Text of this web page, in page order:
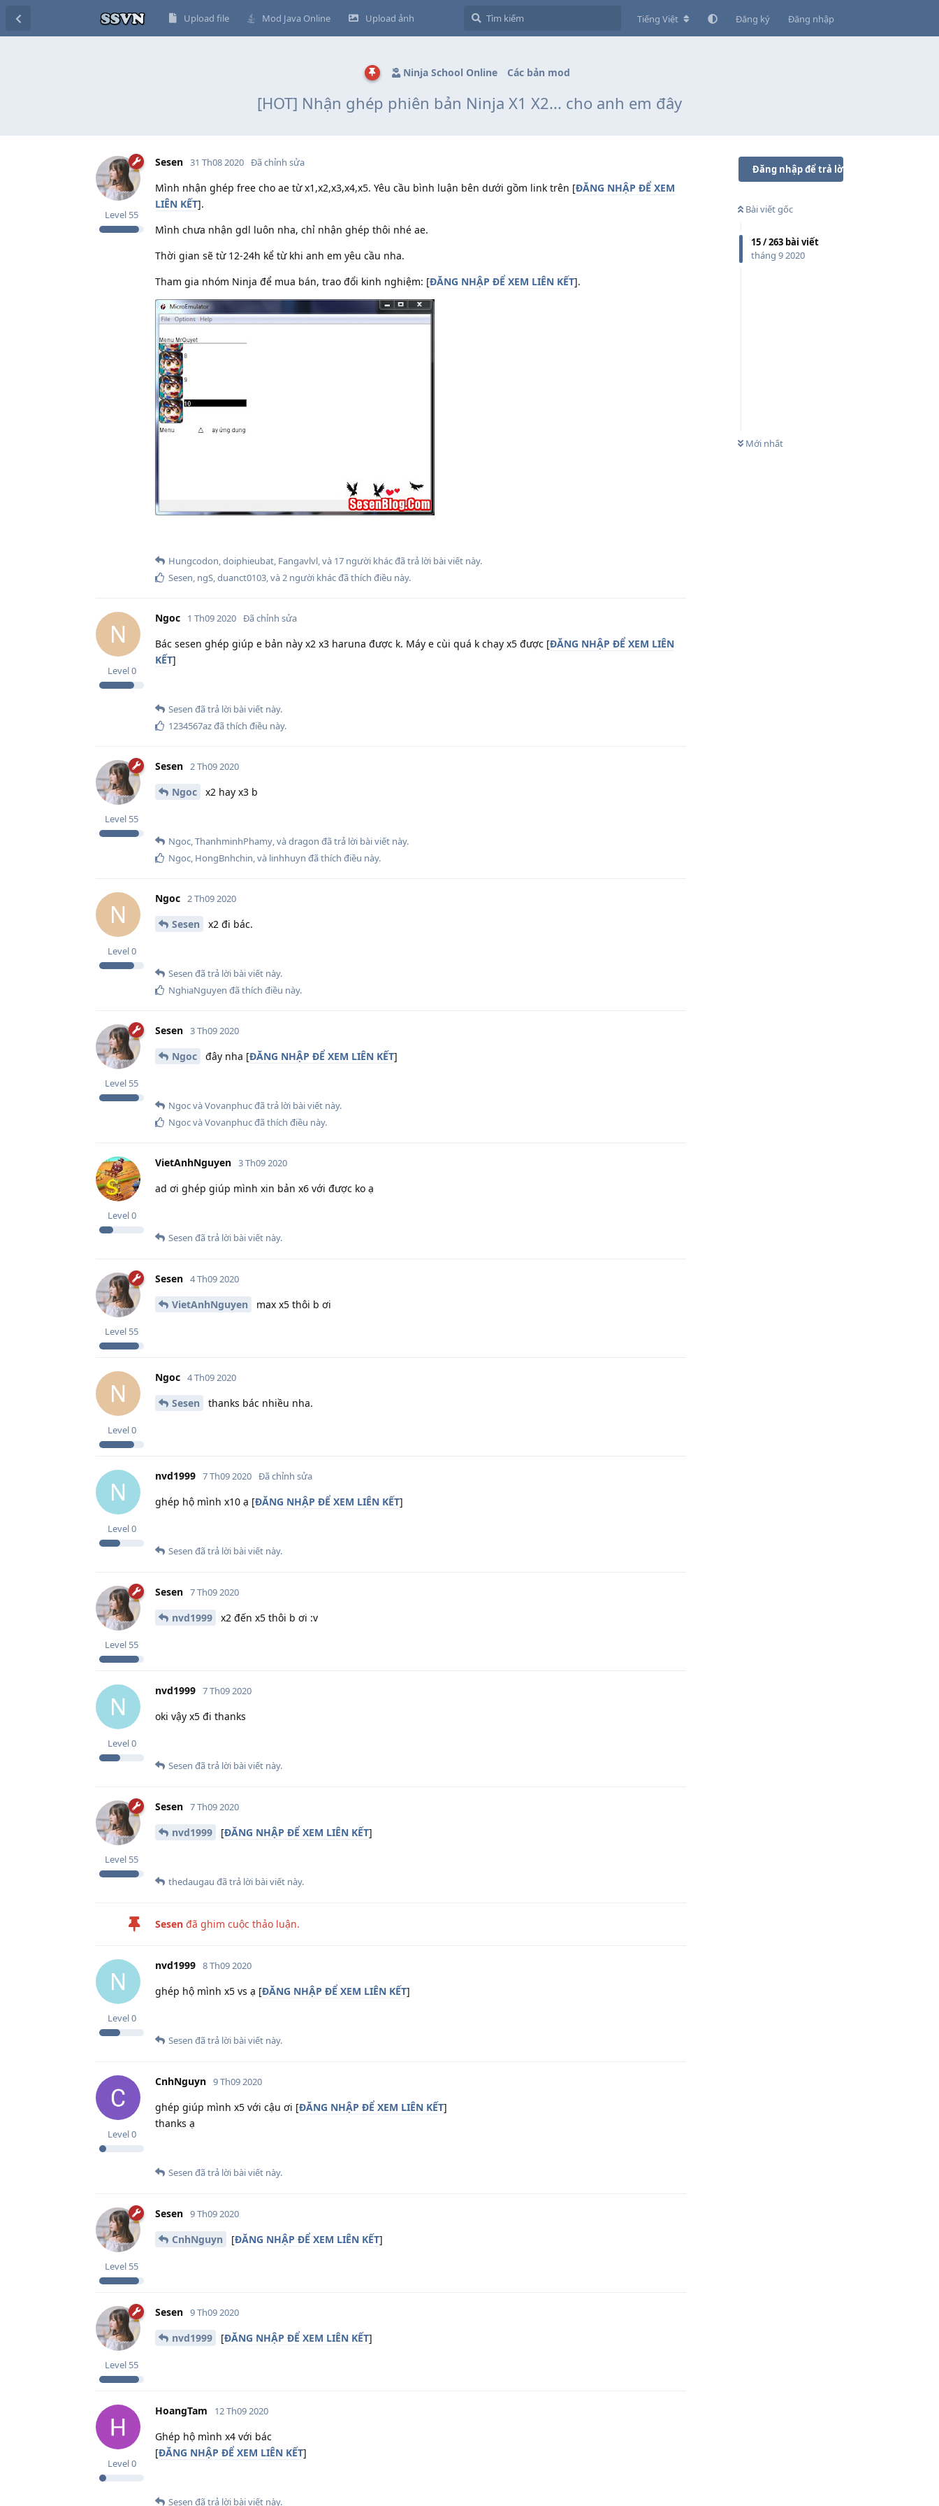
Upload file Mod Java Online Upload ảnh Tiếng Việt Đăng ký Đăng nhập
Ninja School Online Các bản mod
[HOT] Nhận ghép phiên bản Ninja X1 X2... cho anh em đây
Đăng nhập để trả lời
Bài viết gốc
15/263 bài viết
tháng 9 2020
Mới nhất
Sesen
Level 55
31 Th08 2020 Đã chỉnh sửa
Mình nhận ghép free cho ae từ x1,x2,x3,x4,x5. Yêu cầu bình luận bên dưới gồm link trên [ĐĂNG NHẬP ĐỂ XEM
LIÊN KẾT].
Mình chưa nhận gdl luôn nha, chỉ nhận ghép thôi nhé ae.
Thời gian sẽ từ 12-24h kể từ khi anh em yêu cầu nha.
Tham gia nhóm Ninja để mua bán, trao đổi kinh nghiệm: [ĐĂNG NHẬP ĐỂ XEM LIÊN KẾT].
Hungcodon,doiphieubat, Fangavlvl, và 17 người khácđã trả lời bài viết này.
Sesen, ngS,duanct0103, và2 người khácđã thích điều này.
N
Ngoc
Level0
1 Th09 2020 Đã chỉnh sửa
Bác sesen ghép giúp e bản này x2 x3 haruna được k. Máy e cùi quá k chạy x5 được [ĐĂNG NHẬP ĐỂ XEM LIÊN
KẾT]
Sesen đã trả lời bài viết này.
1234567azđã thích điều này.
Sesen
Level 55
2 Th09 2020
Ngoc x2 hay x3 b
Ngoc,ThanhminhPhamy, vàdragon đã trả lời bài viết này.
Ngoc, HongBnhchin, và linhhuyn đã thích điều này.
N
Ngoc
Level0
2 Th09 2020
Sesen x2 đi bác.
Sesen đã trả lời bài viết này.
NghiaNguyen đã thích điều này.
Sesen
Level 55
3 Th09 2020
Ngoc đây nha [ĐĂNG NHẬP ĐỂ XEM LIÊN KẾT]
NgocvàVovanphucđã trả lời bài viết này.
NgocvàVovanphucđã thích điều này.
VietAnhNguyen
Level0
3 Th09 2020
ad ơi ghép giúp mình xin bản x6 với được ko ạ
Sesen đã trả lời bài viết này.
Sesen
Level 55
4 Th09 2020
VietAnhNguyen max x5 thôi b ơi
N
Ngoc
Level0
4 Th09 2020
Sesen thanks bác nhiều nha.
N
nvd1999
Level0
7 Th09 2020 Đã chỉnh sửa
ghép hộ mình x10 ạ [ĐĂNG NHẬP ĐỂ XEM LIÊN KẾT]
Sesen đã trả lời bài viết này.
Sesen
Level 55
7 Th09 2020
nvd1999 x2 đến x5 thôi b ơi :v
N
nvd1999
Level0
7 Th09 2020
oki vậy x5 đi thanks
Sesen đã trả lời bài viết này.
Sesen
Level 55
7 Th09 2020
nvd1999 [ĐĂNG NHẬP ĐỂ XEM LIÊN KẾT]
thedaugau đã trả lời bài viết này.
Sesen đã ghim cuộc thảo luận.
N
nvd1999
Level0
8 Th09 2020
ghép hộ mình x5 vs ạ [ĐĂNG NHẬP ĐỂ XEM LIÊN KẾT]
Sesen đã trả lời bài viết này.
CnhNguyn
Level0
9 Th09 2020
ghép giúp mình x5 với cậu ơi [ĐĂNG NHẬP ĐỂ XEM LIÊN KẾT]
thanks ạ
Sesen đã trả lời bài viết này.
Sesen
Level 55
9 Th09 2020
CnhNguyn [ĐĂNG NHẬP ĐỂ XEM LIÊN KẾT]
Sesen
Level 55
9 Th09 2020
nvd1999 [ĐĂNG NHẬP ĐỂ XEM LIÊN KẾT]
HoangTam
Level0
12 Th09 2020
Ghép hộ mình x4 với bác
[ĐĂNG NHẬP ĐỂ XEM LIÊN KẾT]
Sesen đã trả lời bài viết này.